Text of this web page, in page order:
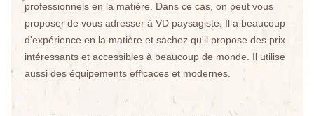
professionnels en la matière. Dans ce cas, on peut vous
proposer de vous adresser à VD paysagiste. Il a beaucoup
d'expérience en la matière et sachez qu'il propose des prix
intéressants et accessibles à beaucoup de monde. Il utilise
aussi des équipements efficaces et modernes.